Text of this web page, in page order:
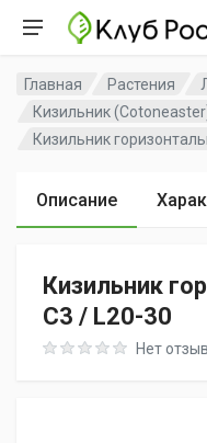
Главная Растения
Кизильник
Кизильник
Описание
Кизильник
C3 / L20-30
Rating: 0 out of 5
Нет